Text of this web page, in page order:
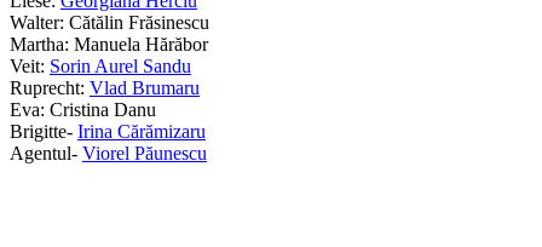
Walter: Cătălin Frăsinescu
Martha: Manuela Hărăbor
Veit: Sorin Aurel Sandu
Ruprecht: Vlad Brumaru
Eva: Cristina Danu
Brigitte- Irina Cărămizaru
Agentul- Viorel Păunescu